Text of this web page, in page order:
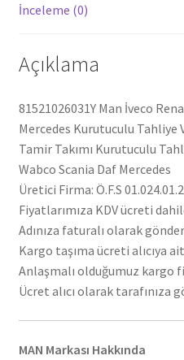
İnceleme (0)
Açıklama
81521026031Y Man İveco
Mercedes Kurutuculu Tahliye
Tamir Takımı Kurutuculu
Wabco Scania Daf Mercedes
Üretici Firma: Ö.F.S 01.024.01.2
Fiyatlarımıza KDV ücreti
Adınıza faturalı olarak
Kargo taşıma ücreti alıcıya
Anlaşmalı olduğumuz kargo
Ücret alıcı olarak tarafınıza
MAN Markası Hakkında